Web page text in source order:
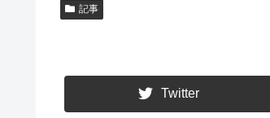
記事
Twitter